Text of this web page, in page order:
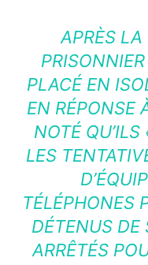
APRÈS LA
PLACÉ EN
EN RÉPONSE
NOTÉ QU’ILS
LES
TÉLÉPHONES
DÉTENUS DE
ARRÊTÉS